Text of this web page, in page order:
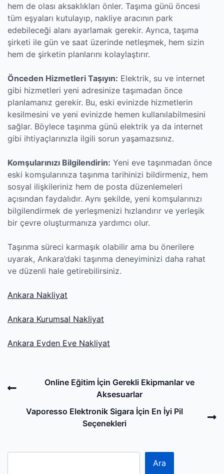
hem de olası aksaklıkları önler. Taşıma günü öncesi
tüm eşyaları kutulayıp, nakliye aracının park
edebileceği alanı ayarlamak gerekir. Ayrıca, taşıma
şirketi ile gün ve saat üzerinde netleşmek, hem sizin
hem de şirketin planlarını kolaylaştırır.
Önceden Hizmetleri Taşıyın: Elektrik, su ve internet
gibi hizmetleri yeni adresinize taşımadan önce
planlamanız gerekir. Bu, eski evinizde hizmetlerin
kesilmesini ve yeni evinizde hemen kullanılabilmesini
sağlar. Böylece taşınma günü elektrik ya da internet
gibi ihtiyaçlarınızla ilgili sorun yaşamazsınız.
Komşularınızı Bilgilendirin: Yeni eve taşınmadan önce
eski komşularınıza taşınma tarihinizi bildirmeniz, hem
sosyal ilişkileriniz hem de posta düzenlemeleri
açısından faydalıdır. Aynı şekilde, yeni komşularınızı
bilgilendirmek de yerleşmenizi hızlandırır ve yerleşik
bir çevre oluşturmanıza yardımcı olur.
Taşınma süreci karmaşık olabilir ama bu önerilere
uyarak, Ankara’daki taşınma deneyiminizi daha rahat
ve düzenli hale getirebilirsiniz.
Ankara Nakliyat
Ankara Kurumsal Nakliyat
Ankara Evden Eve Nakliyat
Online Eğitim İçin Gerekli Ekipmanlar ve
Aksesuarlar
Vaporesso Elektronik Sigara İçin En İyi Pil
Seçenekleri
Ara